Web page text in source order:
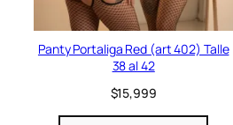
Panty Portaliga Red (art 402) Talle
38 al 42
$15,999